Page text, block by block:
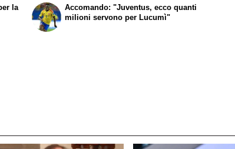
la
Accomando: "Juventus, ecco quanti
milioni servono per Lucumì"